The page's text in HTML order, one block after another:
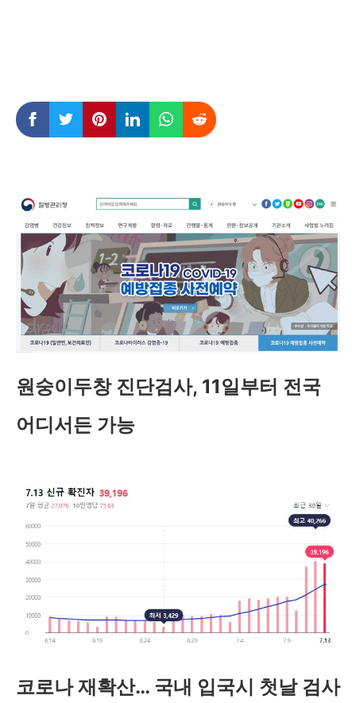
원숭이두창 진단검사, 11일부터 전국
어디서든 가능
코로나 재확산… 국내 입국시 첫날 검사